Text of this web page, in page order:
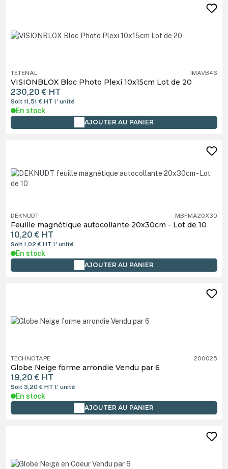
TETENAL IMAVB46
VISIONBLOX Bloc Photo Plexi 10x15cm Lot de 20
230,20 € HT
Soit 11,51 €HTl' unité
En stock
AJOUTER AU PANIER
DEKNUDT MBFMA20X30
Feuille magnétique autocollante 20x30cm - Lot de 10
10,20 € HT
Soit 1,02 €HTl' unité
En stock
AJOUTER AU PANIER
TECHNOTAPE 200025
Globe Neige forme arrondie Vendu par 6
19,20 € HT
Soit 3,20 €HTl' unité
En stock
AJOUTER AU PANIER